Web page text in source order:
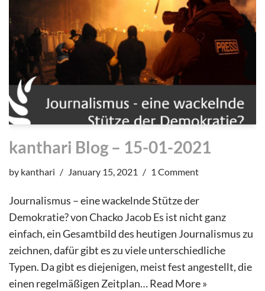
kanthari Blog – 15-01-2021
by kanthari January 15, 2021 1 Comment
Journalismus – eine wackelnde Stütze der
Demokratie? von Chacko Jacob Es ist nicht ganz
einfach, ein Gesamtbild des heutigen Journalismus zu
zeichnen, dafür gibt es zu viele unterschiedliche
Typen. Da gibt es diejenigen, meist fest angestellt, die
einen regelmäßigen Zeitplan…Read More »